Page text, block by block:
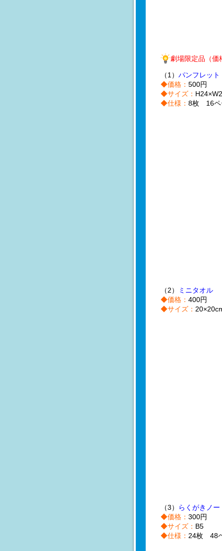
劇場限定品（価
（1） パンフレット
◆価格： 500円
◆サイズ：
◆仕様： 8枚 16ペ
（2）
ミニタオル
◆価格： 400円
◆サイズ：
（3）
らくがきノ
◆価格： 300円
◆サイズ： B5
◆仕様： 24枚 48